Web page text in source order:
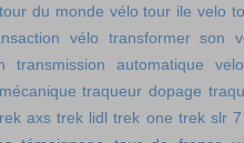
tour du monde vélo tour ile velo
vélo
transformer son
transmission automatique
traqueur dopage
axs trek lidl trek one trek slr 7